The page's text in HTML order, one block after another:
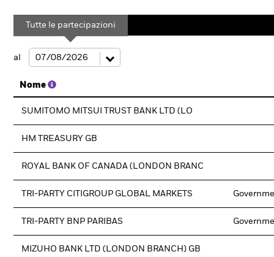
Tutte le partecipazioni
al
Nome
SUMITOMO MITSUI TRUST BANK LTD (LO
HM TREASURY GB
ROYAL BANK OF CANADA (LONDON BRANC
TRI-PARTY CITIGROUP GLOBAL MARKETS
TRI-PARTY BNP PARIBAS
MIZUHO BANK LTD (LONDON BRANCH) GB